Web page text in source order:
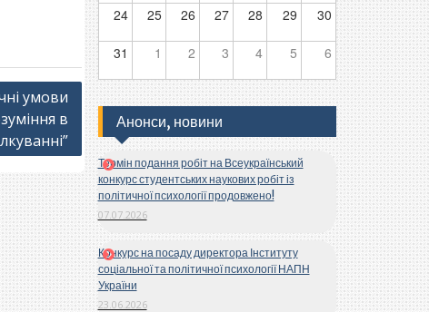
умови
в
24 25 26 27 28 29 30
31 1 2 3 4 5 6
Анонси, новини
Термін подання робіт на Всеукраїнський
конкурс студентських наукових робіт із
політичної психології продовжено!
07.07.2026
Конкурс на посаду директора Інституту
соціальної та політичної психології НАПН
України
23.06.2026